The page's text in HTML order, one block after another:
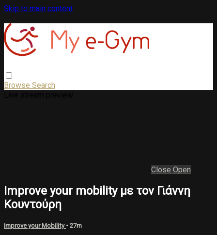
Skip to main content
Browse Search
Close Open
Improve your mobility με τον Γιάννη
Κουντούρη
Improve your Mobility • 27m